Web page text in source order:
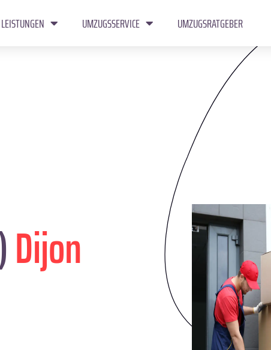
LEISTUNGEN UMZUGSSERVICE UMZUGSRATGEBER
Dijon